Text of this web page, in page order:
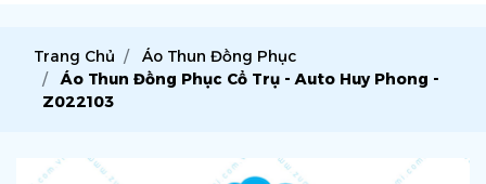
Trang Chủ
Áo Thun Đồng Phục
Áo Thun Đồng Phục Cổ Trụ - Auto Huy Phong -
Z022103